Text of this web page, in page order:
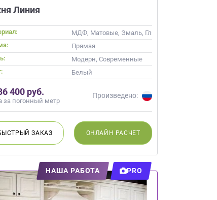
Неоклассика, Современные
Линия
МДФ, Матовые, Эмаль, Глянцевые
Прямая
Модерн, Современные
Белый
400 руб.
за погонный метр
Произведено:
ЗАКАЗ ОНЛАЙН РАСЧЕТ
НАША РАБОТА PRO